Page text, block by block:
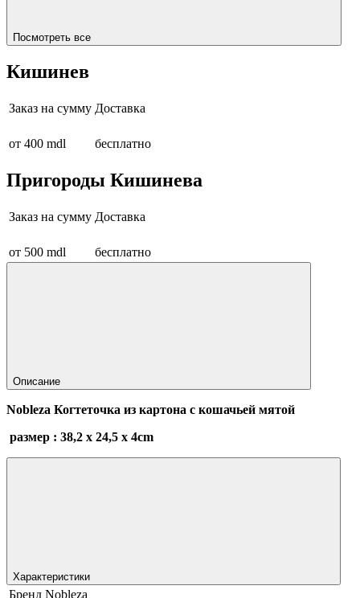
Посмотреть все
Кишинев
Заказ на сумму Доставка
от 400 mdl бесплатно
Пригороды Кишинева
Заказ на сумму Доставка
от 500 mdl бесплатно
Описание
Nobleza Когтеточка из картона с кошачьей мятой
размер : 38,2 х 24,5 х 4cm
Характеристики
Бренд Nobleza